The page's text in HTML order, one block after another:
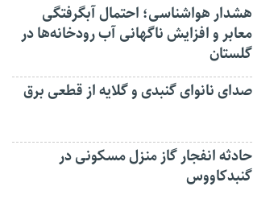
هشدار هواشناسی؛ احتمال آبگرفتگی
معابر و افزایش ناگهانی آب رودخانه‌ها در
گلستان
صدای نانوای گنبدی و گلایه از قطعی برق
حادثه انفجار گاز منزل مسکونی در
گنبدکاووس